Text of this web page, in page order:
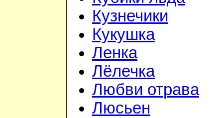
Кузнечики
Кукушка
Ленка
Лёлечка
Любви отрава
Люсьен